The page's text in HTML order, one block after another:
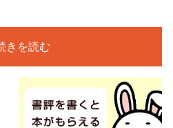
きを読む